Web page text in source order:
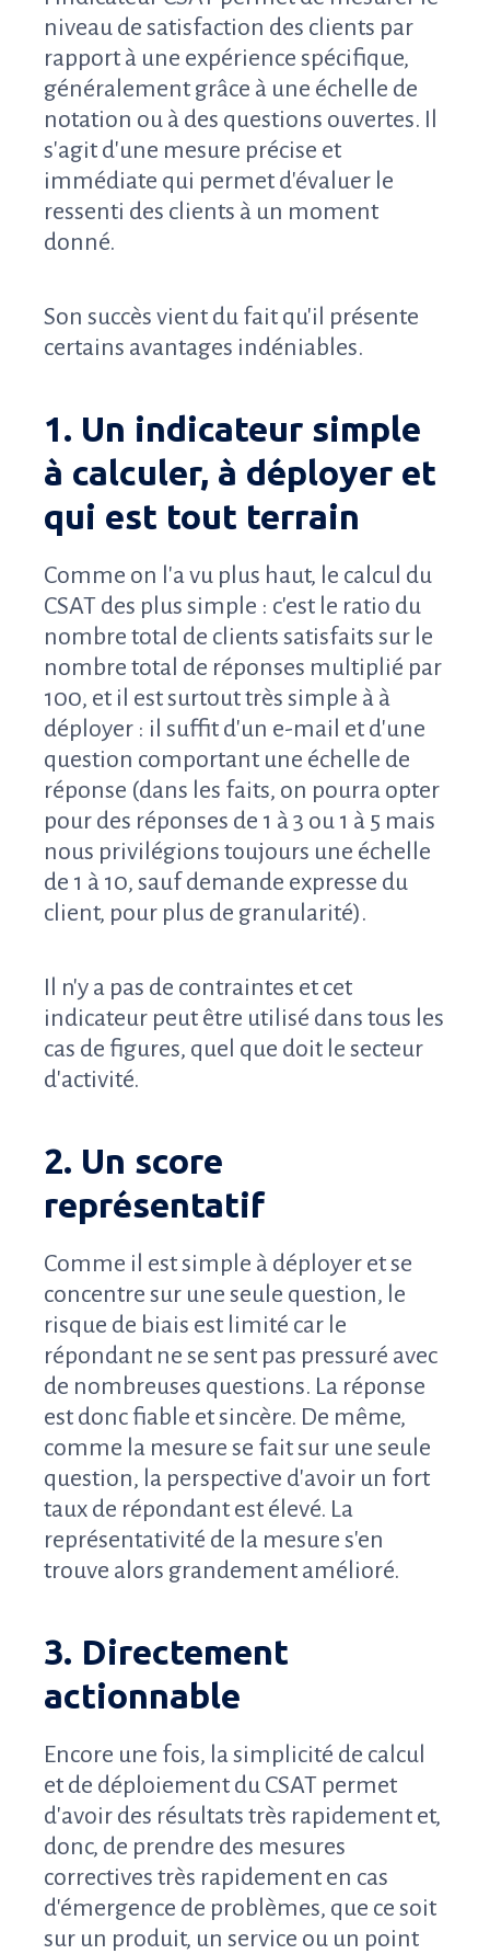
niveau de satisfaction des clients par
rapport à une expérience spécifique,
généralement grâce à une échelle de
notation ou à des questions ouvertes. Il
s'agit d'une mesure précise et
immédiate qui permet d'évaluer le
ressenti des clients à un moment
donné.
Son succès vient du fait qu'il présente
certains avantages indéniables.
1. Un indicateur simple
à calculer, à déployer et
qui est tout terrain
Comme on l'a vu plus haut, le calcul du
CSAT des plus simple : c'est le ratio du
nombre total de clients satisfaits sur le
nombre total de réponses multiplié par
100, et il est surtout très simple à à
déployer : il suffit d'un e-mail et d'une
question comportant une échelle de
réponse (dans les faits, on pourra opter
pour des réponses de 1 à 3 ou 1 à 5 mais
nous privilégions toujours une échelle
de 1 à 10, sauf demande expresse du
client, pour plus de granularité).
Il n'y a pas de contraintes et cet
indicateur peut être utilisé dans tous les
cas de figures, quel que doit le secteur
d'activité.
2. Un score
représentatif
Comme il est simple à déployer et se
concentre sur une seule question, le
risque de biais est limité car le
répondant ne se sent pas pressuré avec
de nombreuses questions. La réponse
est donc fiable et sincère. De même,
comme la mesure se fait sur une seule
question, la perspective d'avoir un fort
taux de répondant est élevé. La
représentativité de la mesure s'en
trouve alors grandement amélioré.
3. Directement
actionnable
Encore une fois, la simplicité de calcul
et de déploiement du CSAT permet
d'avoir des résultats très rapidement et,
donc, de prendre des mesures
correctives très rapidement en cas
d'émergence de problèmes, que ce soit
sur un produit, un service ou un point